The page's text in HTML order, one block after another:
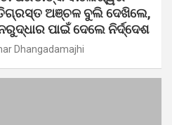
ଅଞ୍ଚଳ ବୁଲି ଦେଖିଲେ,
ପାଇଁ ଦେଲେ ନିର୍ଦ୍ଦେଶ
Dhangadamajhi